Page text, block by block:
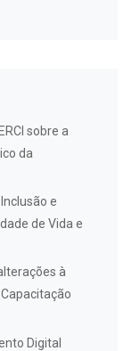
sobre a
da
e
de Vida e
à
Digital